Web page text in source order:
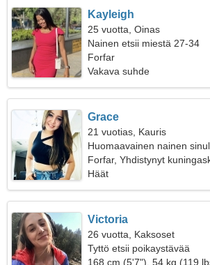
Kayleigh
25 vuotta, Oinas
Nainen etsii miestä 27-34
Forfar
Vakava suhde
Grace
21 vuotias, Kauris
Huomaavainen nainen
Forfar, Yhdistynyt
Häät
Victoria
26 vuotta, Kaksoset
Tyttö etsii poikaystävää
168 cm (5'7"), 54 kg (119